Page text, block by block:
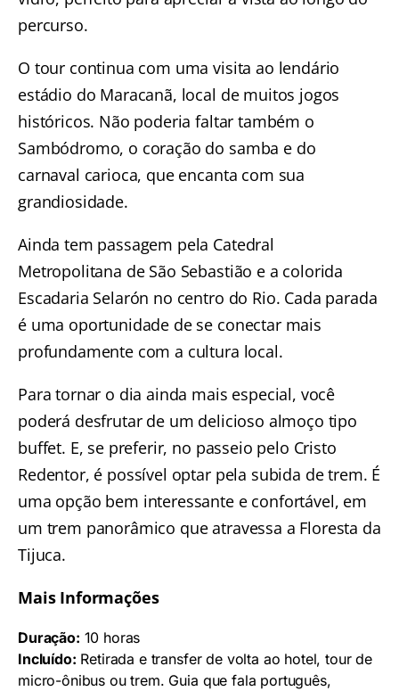
percurso.
O tour continua com uma visita ao lendário
estádio do Maracanã, local de muitos jogos
históricos. Não poderia faltar também o
Sambódromo, o coração do samba e do
carnaval carioca, que encanta com sua
grandiosidade.
Ainda tem passagem pela Catedral
Metropolitana de São Sebastião e a colorida
Escadaria Selarón no centro do Rio. Cada parada
é uma oportunidade de se conectar mais
profundamente com a cultura local.
Para tornar o dia ainda mais especial, você
poderá desfrutar de um delicioso almoço tipo
buffet. E, se preferir, no passeio pelo Cristo
Redentor, é possível optar pela subida de trem. É
uma opção bem interessante e confortável, em
um trem panorâmico que atravessa a Floresta da
Tijuca.
Mais Informações
Duração: 10 horas
Incluído: Retirada e transfer de volta ao hotel, tour de
micro-ônibus ou trem. Guia que fala português,